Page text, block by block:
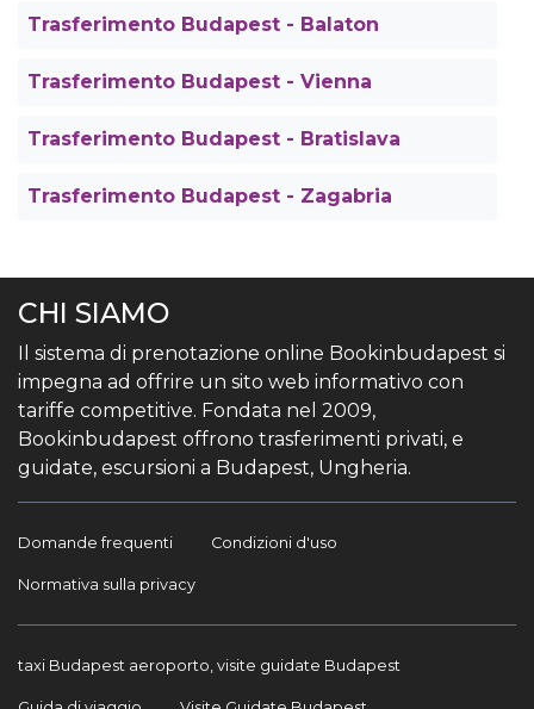
Trasferimento Budapest - Balaton
Trasferimento Budapest - Vienna
Trasferimento Budapest - Bratislava
Trasferimento Budapest - Zagabria
CHI SIAMO
Il sistema di prenotazione online Bookinbudapest si
impegna ad offrire un sito web informativo con
tariffe competitive. Fondata nel 2009,
Bookinbudapest offrono trasferimenti privati, e
guidate, escursioni a Budapest, Ungheria.
Domande frequenti Condizioni d'uso
Normativa sulla privacy
taxi Budapest aeroporto, visite guidate Budapest